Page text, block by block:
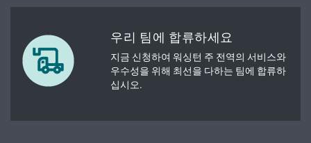
우리 팀에 합류하세요
지금 신청하여 워싱턴 주 전역의 서비스와
우수성을 위해 최선을 다하는 팀에 합류하
십시오.